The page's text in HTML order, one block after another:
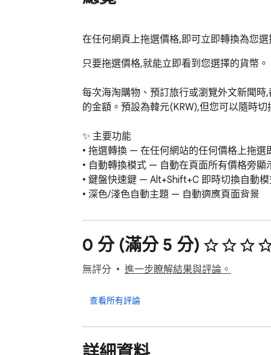
在任何網頁上拖選價格,即可立即轉換為您
只要拖選價格,就能立即看到您選擇的貨幣。
每次海淘購物、預訂旅行或瀏覽外文新聞
的金額。預設為韓元(KRW),但您可以隨時
✨ 主要功能
• 拖選轉換 — 在任何網站的任何價格上拖選
• 自動轉換模式 — 自動在頁面所有價格旁顯
• 鍵盤快速鍵 — Alt+Shift+C 即時切換自動
• 深色/淺色自動主題 — 自動適應頁面背景
• 設定同步 — 所有裝置共用相同的貨幣、主
🔍 智慧貨幣識別
• 貨幣符號: $, €, £, ¥, ₩, 円, 元, ₿, Ξ 等
• 多種格式: $199.99, 1,650円, 1.234,56 €,
🌍 支援30多種法定貨幣
0 分 (滿分 5 分)
無評分 進一步瞭解結果與評論。
查看所有評論